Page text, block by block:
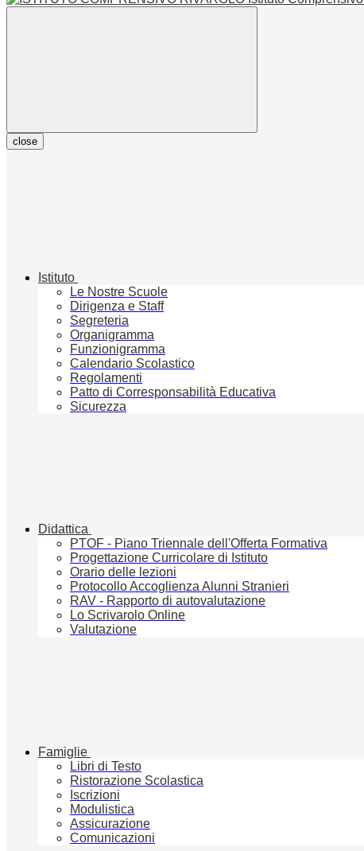
close
Istituto
Le Nostre Scuole
Dirigenza e Staff
Segreteria
Organigramma
Funzionigramma
Calendario Scolastico
Regolamenti
Patto di Corresponsabilità Educativa
Sicurezza
Didattica
PTOF - Piano Triennale dell'Offerta Formativa
Progettazione Curricolare di Istituto
Orario delle lezioni
Protocollo Accoglienza Alunni Stranieri
RAV - Rapporto di autovalutazione
Lo Scrivarolo Online
Valutazione
Famiglie
Libri di Testo
Ristorazione Scolastica
Iscrizioni
Modulistica
Assicurazione
Comunicazioni